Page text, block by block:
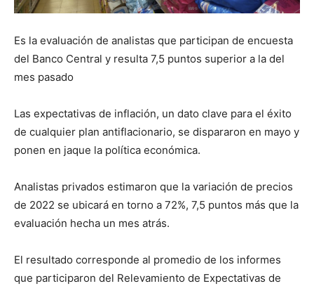
Verdad
que
se
Es la evaluación de analistas que participan de encuesta
del Banco Central y resulta 7,5 puntos superior a la del
mes pasado
Las expectativas de inflación, un dato clave para el éxito
de cualquier plan antiflacionario, se dispararon en mayo y
ponen en jaque la política económica.
Analistas privados estimaron que la variación de precios
de 2022 se ubicará en torno a 72%, 7,5 puntos más que la
evaluación hecha un mes atrás.
El resultado corresponde al promedio de los informes
que participaron del Relevamiento de Expectativas de